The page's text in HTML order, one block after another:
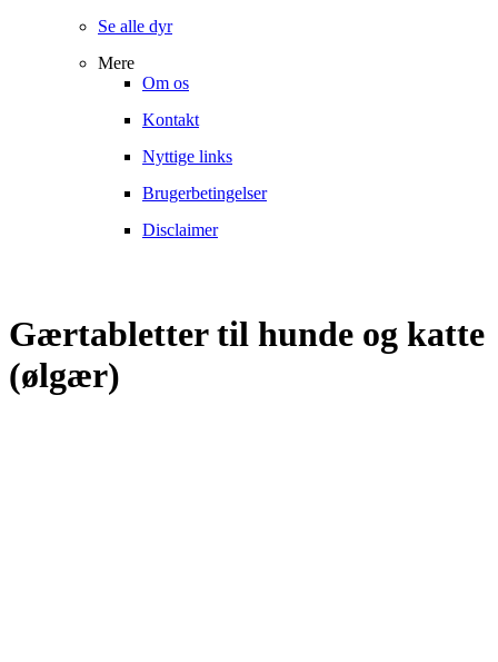
Se alle dyr
Mere
Om os
Kontakt
Nyttige links
Brugerbetingelser
Disclaimer
Gærtabletter til hunde og katte
(ølgær)